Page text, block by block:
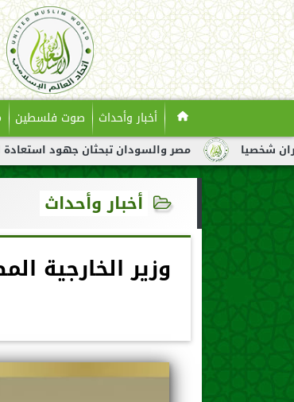
أخبار وأحداث صوت فلسطين
مصر والسودان تبحثان جهود استعادة السلام
أخبار وأحداث
وزير الخارجية